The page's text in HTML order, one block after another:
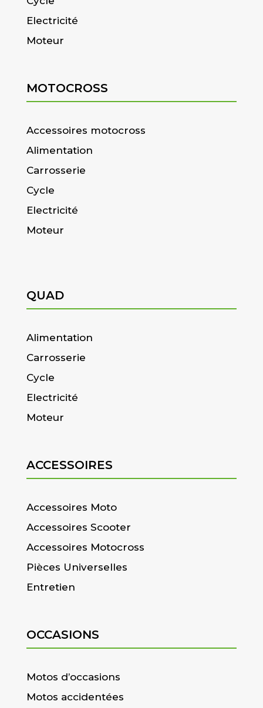
Electricité
Moteur
MOTOCROSS
Accessoires motocross
Alimentation
Carrosserie
Cycle
Electricité
Moteur
QUAD
Alimentation
Carrosserie
Cycle
Electricité
Moteur
ACCESSOIRES
Accessoires Moto
Accessoires Scooter
Accessoires Motocross
Pièces Universelles
Entretien
OCCASIONS
Motos d’occasions
Motos accidentées